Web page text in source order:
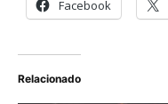
Facebook
Relacionado